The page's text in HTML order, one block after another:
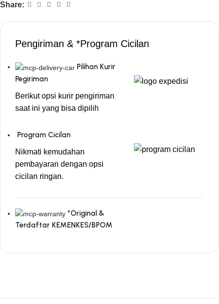
Share:
Pengiriman & *Program Cicilan
Pilihan Kurir
Pegiriman
Berikut opsi kurir pengiriman
saat ini yang bisa dipilih
Program Cicilan
Nikmati kemudahan
pembayaran dengan opsi
cicilan ringan.
*Original &
Terdaftar KEMENKES/BPOM